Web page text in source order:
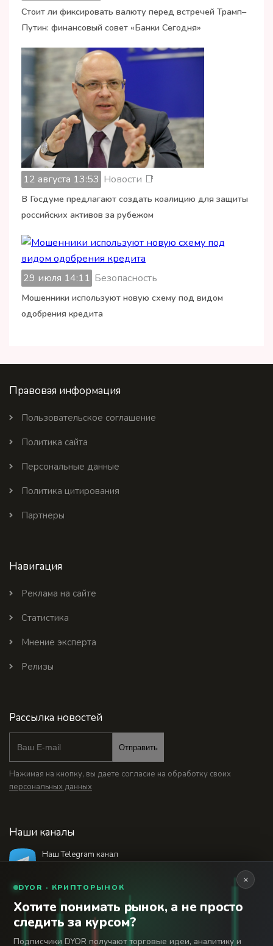
Стоит ли фиксировать валюту перед встречей Трамп–
Путин: финансовый совет «Банки Сегодня»
12 августа 13:53 Новости 📑
В Госдуме предлагают создать коалицию для защиты
российских активов за рубежом
29 июля 14:11 Безопасность
Мошенники используют новую схему под видом
одобрения кредита
Правовая информация
Пользовательское соглашение
Политика сайта
Персональные данные
Политика цитирования
Партнеры
Навигация
Реклама на сайте
Статистика
Мнение эксперта
Релизы
Рассылка новостей
Отправить
Нажимая на кнопку, вы даете согласие на обработку своих
персональных данных
Наши каналы
Наш Telegram канал
18+
© 2026 Финансовый интернет-портал «Банки
Сегодня». Используя сайт BanksToday.net вы
соглашаетесь с
×
DYOR · КРИПТОРЫНОК
Хотите понимать рынок, а не просто
следить за курсом?
Подписчики DYOR получают торговые идеи, аналитику и